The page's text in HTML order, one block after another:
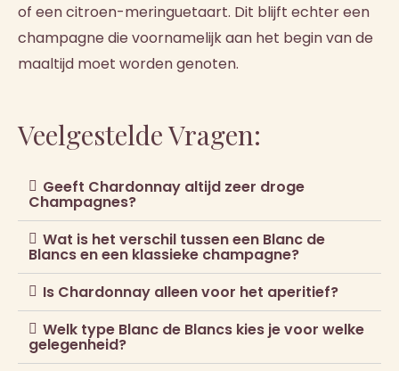
of een citroen-meringuetaart. Dit blijft echter een
champagne die voornamelijk aan het begin van de
maaltijd moet worden genoten.
Veelgestelde Vragen:
Geeft Chardonnay altijd zeer droge
Champagnes?
Wat is het verschil tussen een Blanc de
Blancs en een klassieke champagne?
Is Chardonnay alleen voor het aperitief?
Welk type Blanc de Blancs kies je voor welke
gelegenheid?